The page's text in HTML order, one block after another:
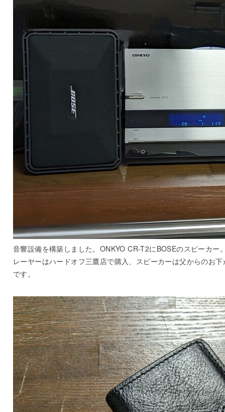
音響設備を構築しました。ONKYO CR-T2にBOSEのスピーカー
レーヤーはハードオフ三鷹店で購入、スピーカーは父からのお下
です。